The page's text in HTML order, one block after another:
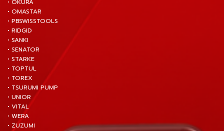
• OKURA
• OMASTAR
• PBSWISSTOOLS
• RIDGID
• SANKI
• SENATOR
• STARKE
• TOPTUL
• TOREX
• TSURUMI PUMP
• UNIOR
• VITAL
• WERA
• ZUZUMI